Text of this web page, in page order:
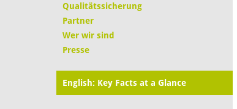
Qualitätssicherung
Partner
Wer wir sind
Presse
English: Key Facts at a Glance